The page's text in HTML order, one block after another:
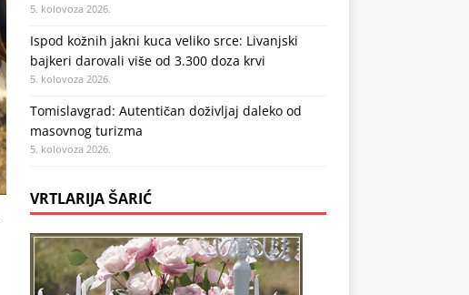
5. kolovoza 2026.
Ispod kožnih jakni kuca veliko srce: Livanjski
bajkeri darovali više od 3.300 doza krvi
5. kolovoza 2026.
Tomislavgrad: Autentičan doživljaj daleko od
masovnog turizma
5. kolovoza 2026.
VRTLARIJA ŠARIĆ